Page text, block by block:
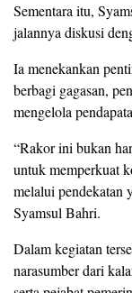
Sementara itu,
jalannya diskusi
Ia menekankan
berbagi gagasan,
mengelola
“Rakor ini bukan
untuk memperkuat
melalui pendekatan
Syamsul Bahri.
Dalam kegiatan
narasumber dari